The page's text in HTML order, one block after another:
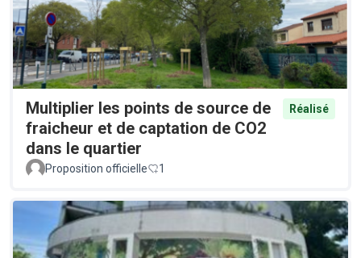
Multiplier les points de source de
fraicheur et de captation de CO2
dans le quartier
Réalisé
Proposition officielle 1